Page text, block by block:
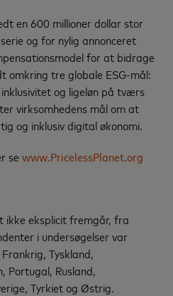
en 600 millioner dollar stor
og for nylig annonceret
for at bidrage
omkring tre globale ESG-mål:
og ligeløn på tværs
virksomhedens mål om at
og inklusiv digital økonomi.
sewww.PricelessPlanet.org
ikke eksplicit fremgår, fra
i undersøgelser var
Tyskland,
Portugal, Rusland,
Tyrkiet og Østrig.